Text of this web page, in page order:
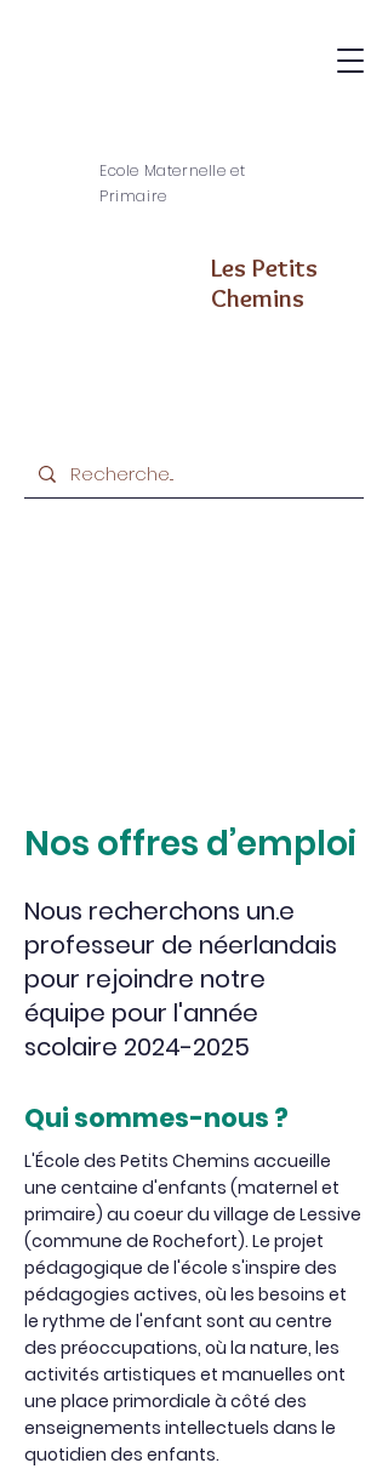
Ecole Maternelle et
Primaire
Les Petits
Chemins
Nos offres d’emploi
Nous recherchons un.e
professeur de néerlandais
pour rejoindre notre
équipe pour l'année
scolaire 2024-2025
Qui sommes-nous ?
L'École des Petits Chemins accueille
une centaine d'enfants (maternel et
primaire) au coeur du village de Lessive
(commune de Rochefort). Le projet
pédagogique de l'école s'inspire des
pédagogies actives, où les besoins et
le rythme de l'enfant sont au centre
des préoccupations, où la nature, les
activités artistiques et manuelles ont
une place primordiale à côté des
enseignements intellectuels dans le
quotidien des enfants.